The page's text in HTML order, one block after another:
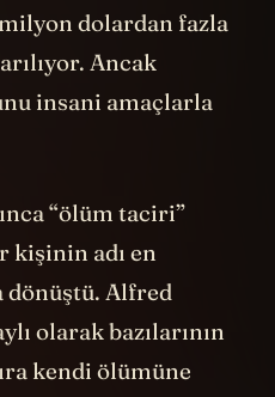
dolardan fazla
Ancak
insani amaçlarla
“ölüm taciri”
kişinin adı en
dönüştü. Alfred
olarak bazılarının
kendi ölümüne